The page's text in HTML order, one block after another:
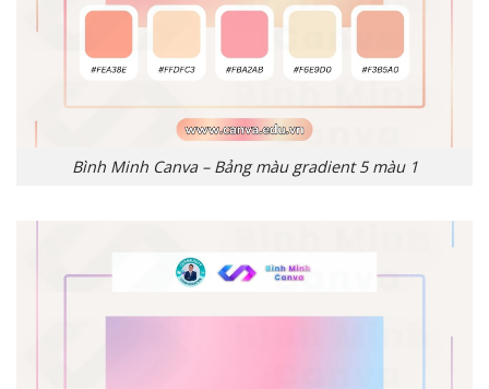
Bình Minh Canva – Bảng màu gradient 5 màu 1